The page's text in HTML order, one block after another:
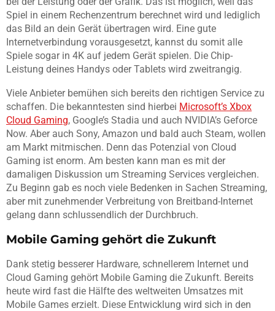
Spiel in einem Rechenzentrum berechnet wird und lediglich
das Bild an dein Gerät übertragen wird. Eine gute
Internetverbindung vorausgesetzt, kannst du somit alle
Spiele sogar in 4K auf jedem Gerät spielen. Die Chip-
Leistung deines Handys oder Tablets wird zweitrangig.
Viele Anbieter bemühen sich bereits den richtigen Service zu
schaffen. Die bekanntesten sind hierbei Microsoft’s Xbox
Cloud Gaming, Google’s Stadia und auch NVIDIA’s Geforce
Now. Aber auch Sony, Amazon und bald auch Steam, wollen
am Markt mitmischen. Denn das Potenzial von Cloud
Gaming ist enorm. Am besten kann man es mit der
damaligen Diskussion um Streaming Services vergleichen.
Zu Beginn gab es noch viele Bedenken in Sachen Streaming,
aber mit zunehmender Verbreitung von Breitband-Internet
gelang dann schlussendlich der Durchbruch.
Mobile Gaming gehört die Zukunft
Dank stetig besserer Hardware, schnellerem Internet und
Cloud Gaming gehört Mobile Gaming die Zukunft. Bereits
heute wird fast die Hälfte des weltweiten Umsatzes mit
Mobile Games erzielt. Diese Entwicklung wird sich in den